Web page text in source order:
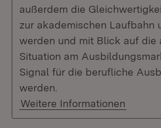
außerdem die
zur akademischen Laufbahn
werden und mit Blick auf die
Situation am
Signal für die berufliche
werden.
Weitere Informationen